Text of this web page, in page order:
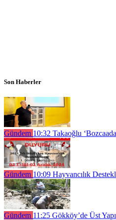
Son Haberler
Gündem 10:32 Takaoğlu
Gündem 10:09 Hayvancılık
Gündem 11:25 Gökköy’de Üst